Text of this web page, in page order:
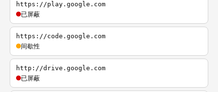
https://play.google.com
已屏蔽
https://code.google.com
间歇性
http://drive.google.com
已屏蔽